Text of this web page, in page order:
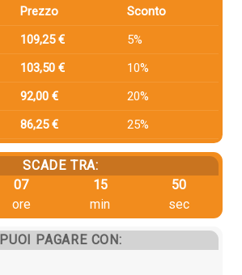
Prezzo
Sconto
109,25 €
5%
103,50 €
10%
92,00 €
20%
86,25 € 25%
SCADE TRA:
07
ore
15
min
49
sec
PUOI PAGARE CON: